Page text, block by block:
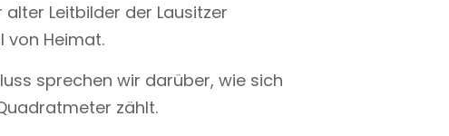
Leitbilder der Lausitzer
von Heimat.
sprechen wir darüber, wie sich
zählt.